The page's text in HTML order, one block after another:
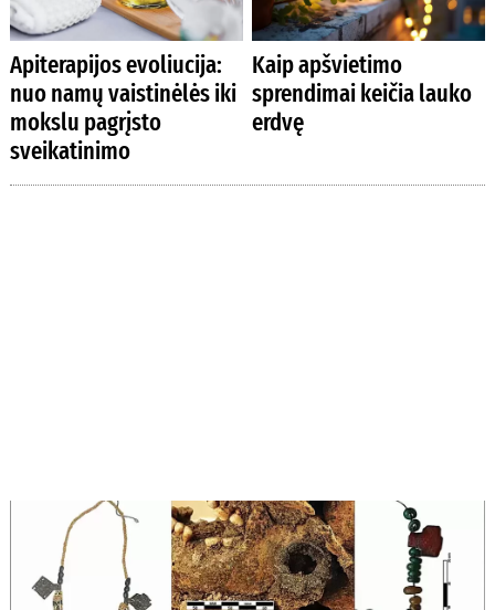
Apiterapijos evoliucija:
nuo namų vaistinėlės iki
mokslu pagrįsto
sveikatinimo
Kaip apšvietimo
sprendimai keičia lauko
erdvę